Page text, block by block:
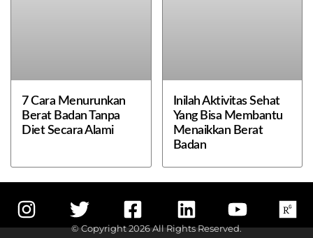
7 Cara Menurunkan
Berat Badan Tanpa
Diet Secara Alami
Inilah Aktivitas Sehat
Yang Bisa Membantu
Menaikkan Berat
Badan
© Copyright 2026 All Rights Reserved.